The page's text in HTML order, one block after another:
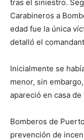
tras el siniestro.
Carabineros a
edad fue la única
detalló el
Inicialmente se
menor, sin
apareció en casa
Bomberos de
prevención de